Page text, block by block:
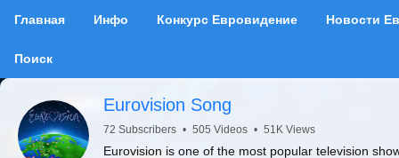
Главная Инфо Конкурс Евровидение Новости
Поиск
Eurovision Song
72 Subscribers • 505 Videos • 51K Views
Eurovision is one of the most popular television